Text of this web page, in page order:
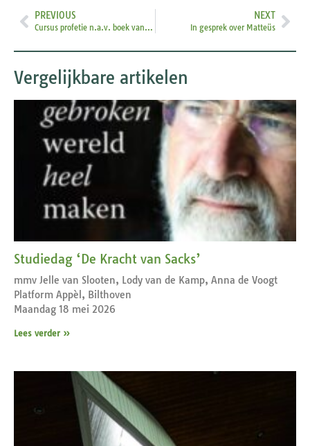
PREVIOUS
Cursus profetie n.a.v. boek van Heschel
NEXT
In gesprek over Matteüs
Vergelijkbare artikelen
Studiedag ‘De Kracht van Sacks’
mmv Jelle van Slooten, Lody van de Kamp, Anna de Voogt
Platform Appèl, Bilthoven
Maandag 18 mei 2026
Lees verder »